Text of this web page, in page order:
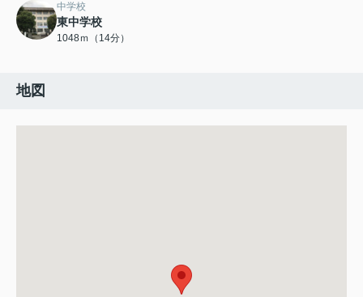
中学校
東中学校
1048ｍ（14分）
地図